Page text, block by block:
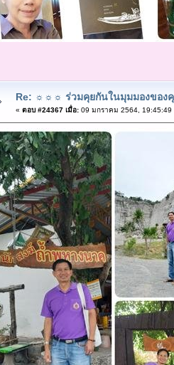
Re: ☼☼☼ ร่วมคุยกันในมุมมองของ
« ตอบ #24367 เมื่อ:09 มกราคม 2564, 19:45:49